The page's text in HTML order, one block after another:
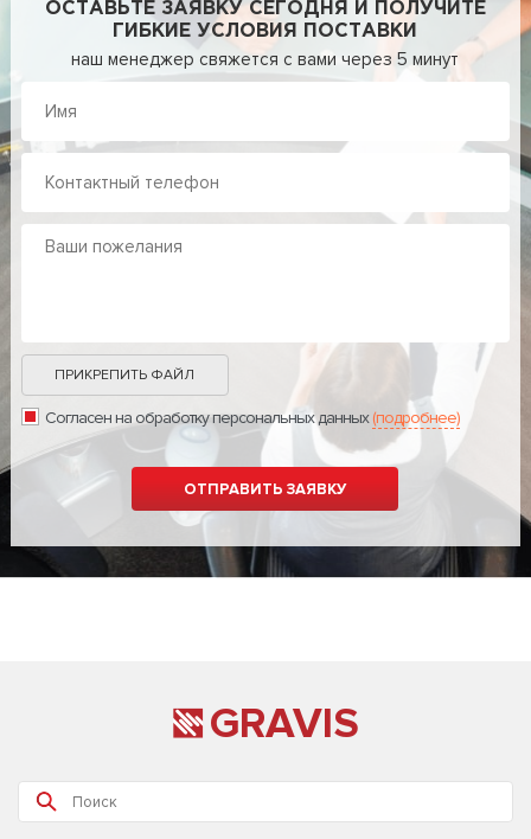
ОСТАВЬТЕ ЗАЯВКУ СЕГОДНЯ И ПОЛУЧИТЕ
ГИБКИЕ УСЛОВИЯ ПОСТАВКИ
наш менеджер свяжется с вами через 5 минут
ПРИКРЕПИТЬ ФАЙЛ
Согласен на обработку персональных данных(подробнее)
GRAVIS